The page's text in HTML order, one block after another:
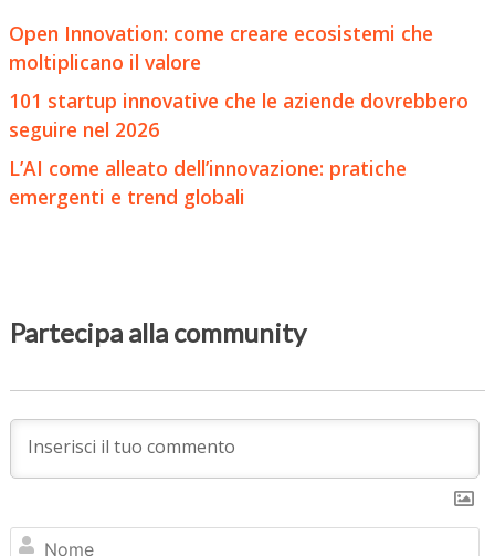
Open Innovation: come creare ecosistemi che
moltiplicano il valore
101 startup innovative che le aziende dovrebbero
seguire nel 2026
L’AI come alleato dell’innovazione: pratiche
emergenti e trend globali
Partecipa alla community